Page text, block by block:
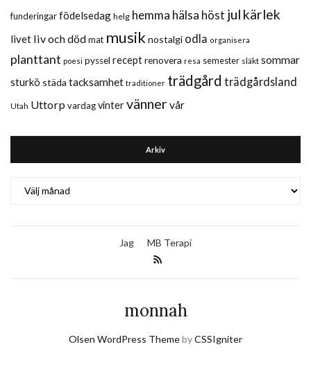
funderingarfödelsedag helg hemma hälsa höst jul kärlek
livet liv och dödmat musik nostalgi odla organisera
planttant poesi pyssel receptrenovera resa semester släkt sommar
sturkö städa tacksamhet traditioner trädgård trädgårdsland
Utah Uttorp vardagvintervänner vår
Arkiv
Jag MB Terapi
monnah
Olsen WordPress ThemebyCSSIgniter